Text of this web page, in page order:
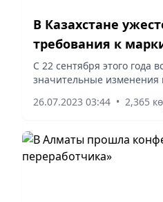
В Казахстане
требования к
молочной
С 22 сентября этого года
значительные изменения
продукции» на основе
26.07.2023 03:44 • 2,365